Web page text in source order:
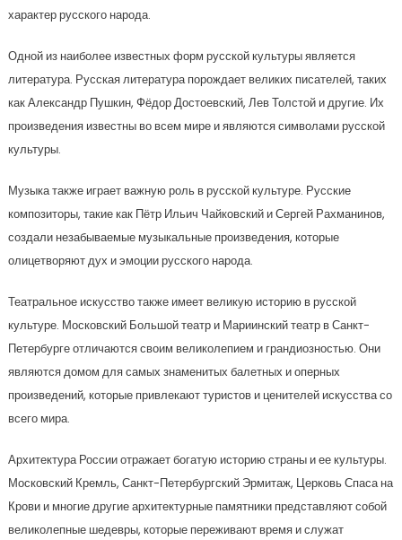
характер русского народа.
Одной из наиболее известных форм русской культуры является
литература. Русская литература порождает великих писателей, таких
как Александр Пушкин, Фёдор Достоевский, Лев Толстой и другие. Их
произведения известны во всем мире и являются символами русской
культуры.
Музыка также играет важную роль в русской культуре. Русские
композиторы, такие как Пётр Ильич Чайковский и Сергей Рахманинов,
создали незабываемые музыкальные произведения, которые
олицетворяют дух и эмоции русского народа.
Театральное искусство также имеет великую историю в русской
культуре. Московский Большой театр и Мариинский театр в Санкт-
Петербурге отличаются своим великолепием и грандиозностью. Они
являются домом для самых знаменитых балетных и оперных
произведений, которые привлекают туристов и ценителей искусства со
всего мира.
Архитектура России отражает богатую историю страны и ее культуры.
Московский Кремль, Санкт-Петербургский Эрмитаж, Церковь Спаса на
Крови и многие другие архитектурные памятники представляют собой
великолепные шедевры, которые переживают время и служат